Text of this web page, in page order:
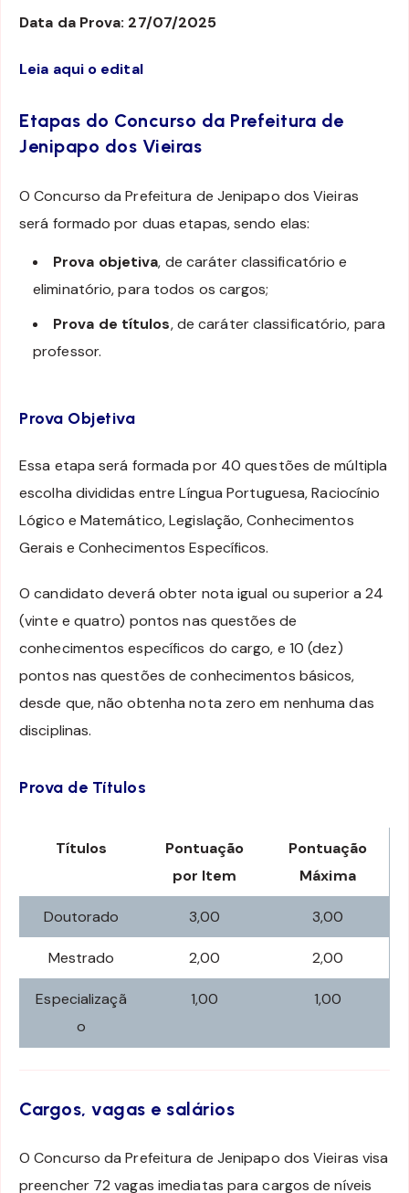
Data da Prova: 27/07/2025
Leia aqui o edital
Etapas do Concurso da Prefeitura de
Jenipapo dos Vieiras
O Concurso da Prefeitura de Jenipapo dos Vieiras
será formado por duas etapas, sendo elas:
Prova objetiva, de caráter classificatório e
eliminatório, para todos os cargos;
Prova de títulos, de caráter classificatório, para
professor.
Prova Objetiva
Essa etapa será formada por 40 questões de múltipla
escolha divididas entre Língua Portuguesa, Raciocínio
Lógico e Matemático, Legislação, Conhecimentos
Gerais e Conhecimentos Específicos.
O candidato deverá obter nota igual ou superior a 24
(vinte e quatro) pontos nas questões de
conhecimentos específicos do cargo, e 10 (dez)
pontos nas questões de conhecimentos básicos,
desde que, não obtenha nota zero em nenhuma das
disciplinas.
Prova de Títulos
Títulos
Pontuação
por Item
Pontuação
Máxima
Doutorado 3,00 3,00
Mestrado 2,00 2,00
Especializaçã
o
1,00 1,00
Cargos, vagas e salários
O Concurso da Prefeitura de Jenipapo dos Vieiras visa
preencher 72 vagas imediatas para cargos de níveis